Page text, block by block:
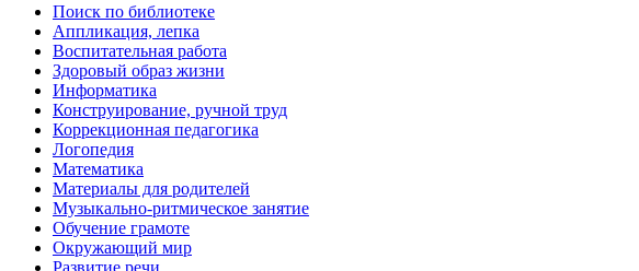
Поиск по библиотеке
Аппликация, лепка
Воспитательная работа
Здоровый образ жизни
Информатика
Конструирование, ручной труд
Коррекционная педагогика
Логопедия
Математика
Материалы для родителей
Музыкально-ритмическое занятие
Обучение грамоте
Окружающий мир
Развитие речи